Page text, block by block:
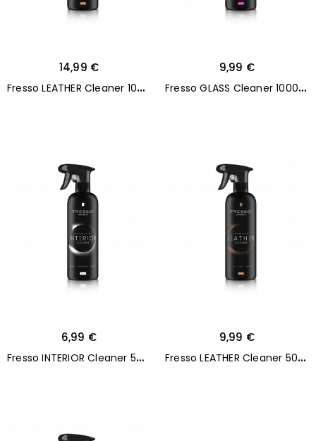
14,99 €
F
resso LEATHER Cleaner 1000ml
9,99 €
F
resso GLASS Cleaner 1000ml
6,99 €
F
resso INTERIOR Cleaner 500ml
9,99 €
F
resso LEATHER Cleaner 500ml